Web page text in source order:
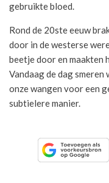
gebruikte bloed.
Rond de 20ste eeuw
door in de westerse
beetje door en maakten
Vandaag de dag
onze wangen voor een
subtielere manier.